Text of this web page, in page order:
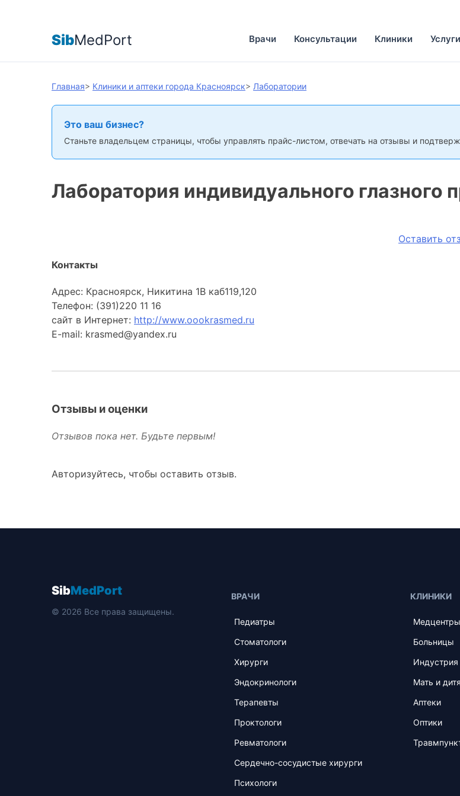
SibMedPort Врачи Консультации Клиники Услуги
Главная> Клиники и аптеки города Красноярск> Лаборатории
Это ваш бизнес?
Станьте владельцем страницы, чтобы управлять прайс-листом, отвечать на отзывы и
Лаборатория индивидуального глазного
Оставить
Контакты
Адрес: Красноярск, Никитина 1В каб119,120
Телефон: (391)220 11 16
сайт в Интернет: http://www.oookrasmed.ru
E-mail: krasmed@yandex.ru
Отзывы и оценки
Отзывов пока нет. Будьте первым!
Авторизуйтесь, чтобы оставить отзыв.
SibMedPort
© 2026 Все права защищены.
ВРАЧИ
Педиатры
Стоматологи
Хирурги
Эндокринологи
Терапевты
Проктологи
Ревматологи
Сердечно-сосудистые хирурги
Психологи
КЛИНИКИ
Медцентры
Больницы
Мать и дитя
Аптеки
Оптики